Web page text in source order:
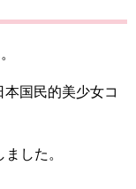
国民的美少女コ
した。